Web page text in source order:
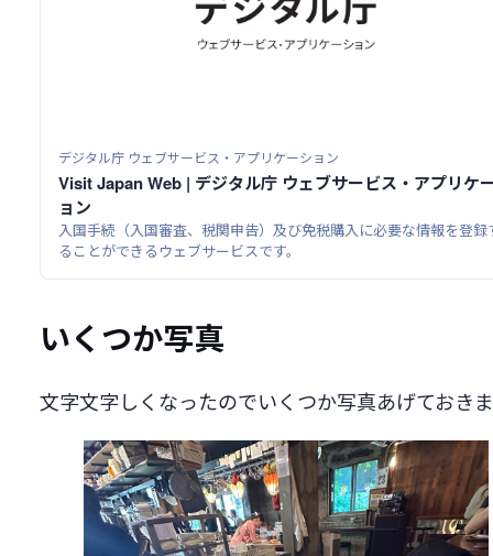
デジタル庁 ウェブサービス・アプリケーション
Visit Japan Web | デジタル庁 ウェブサービス・アプリケ
ョン
入国手続（入国審査、税関申告）及び免税購入に必要な情報を登録
ることができるウェブサービスです。
いくつか写真
文字文字しくなったのでいくつか写真あげておき